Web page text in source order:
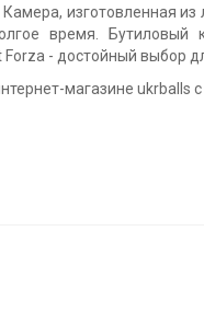
изготовленная из
время. Бутиловый
- достойный выбор
магазине ukrballs с